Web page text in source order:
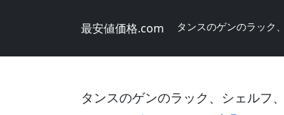
最安値価格.com タンスのゲンのラック
タンスのゲンのラック、シェルフ